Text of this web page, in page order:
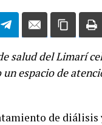
salud del Limarí
espacio de
de diálisis